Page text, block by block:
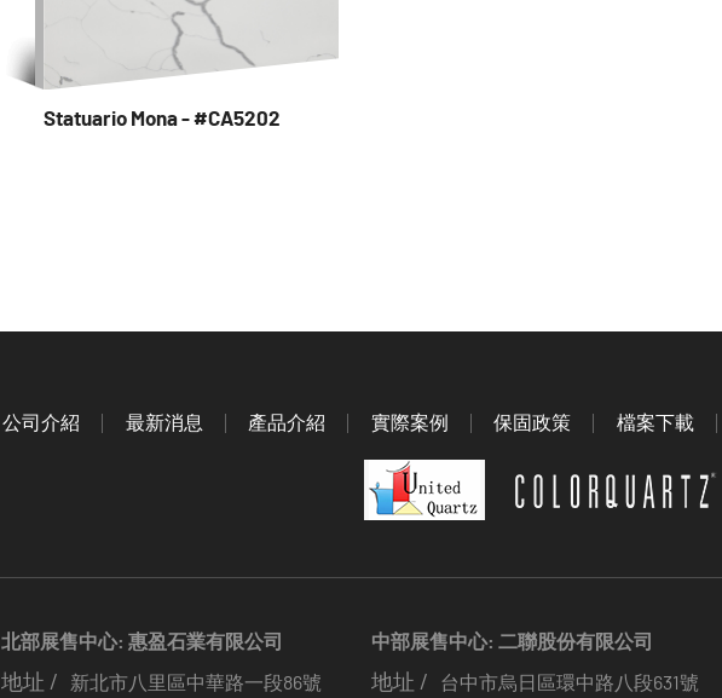
Statuario Mona - #CA5202
公司介紹 最新消息 產品介紹 實際案例 保固政策 檔案下載
北部展售中心: 惠盈石業有限公司
地址 / 新北市八里區中華路一段86號
中部展售中心: 二聯股份有限公司
地址 / 台中市烏日區環中路八段631號